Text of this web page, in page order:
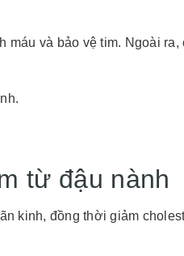
máu và bảo vệ tim. Ngoài
từ đậu nành
kinh, đồng thời giảm